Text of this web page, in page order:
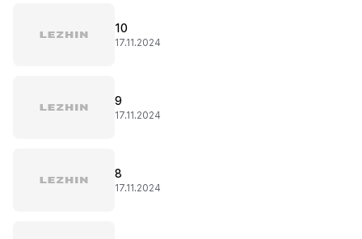
10
17.11.2024
9
17.11.2024
8
17.11.2024